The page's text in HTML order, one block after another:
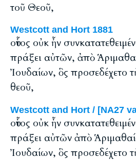
τοῦ Θεοῦ,
Westcott and Hort 1881
οὗτος οὐκ ἦν
πράξει αὐτῶν, ἀπὸ
Ἰουδαίων, ὃς προσεδέχετο
θεοῦ,
Westcott and Hort / [NA27
οὗτος οὐκ ἦν
πράξει αὐτῶν ἀπὸ
Ἰουδαίων, ὃς προσεδέχετο